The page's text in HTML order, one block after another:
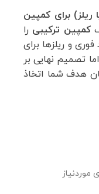
برای کمپین
کمپین ترکیبی را
و ریلزها برای
تصمیم نهایی بر
هدف شما اتخاذ